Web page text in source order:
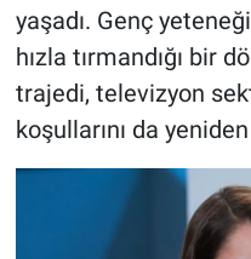
yaşadı. Genç
hızla tırmandığı bir
trajedi, televizyon
koşullarını da